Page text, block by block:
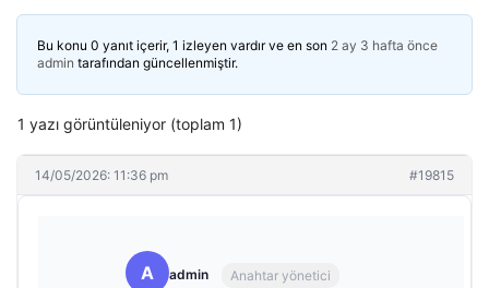
Bu konu 0 yanıt içerir, 1 izleyen vardır ve en son 2 ay 3 hafta önce
admin tarafından güncellenmiştir.
1 yazı görüntüleniyor (toplam 1)
14/05/2026: 11:36 pm #19815
A admin Anahtar yönetici